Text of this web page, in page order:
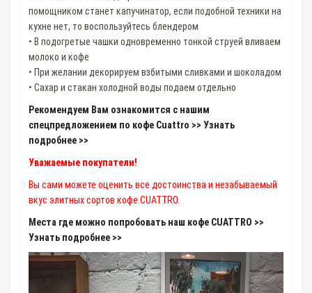
помощником станет капучинатор, если подобной техники на
кухне нет, то воспользуйтесь блендером
• В подогретые чашки одновременно тонкой струей вливаем
молоко и кофе
• При желании декорируем взбитыми сливками и шоколадом
• Сахар и стакан холодной воды подаем отдельно
Рекомендуем Вам ознакомится с нашим
спецпредложением по кофе Cuattro >> Узнать
подробнее >>
Уважаемые покупатели!
Вы сами можете оценить все достоинства и незабываемый
вкус элитных сортов кофе CUATTRO.
Места где можно попробовать наш кофе CUATTRO >>
Узнать подробнее >>